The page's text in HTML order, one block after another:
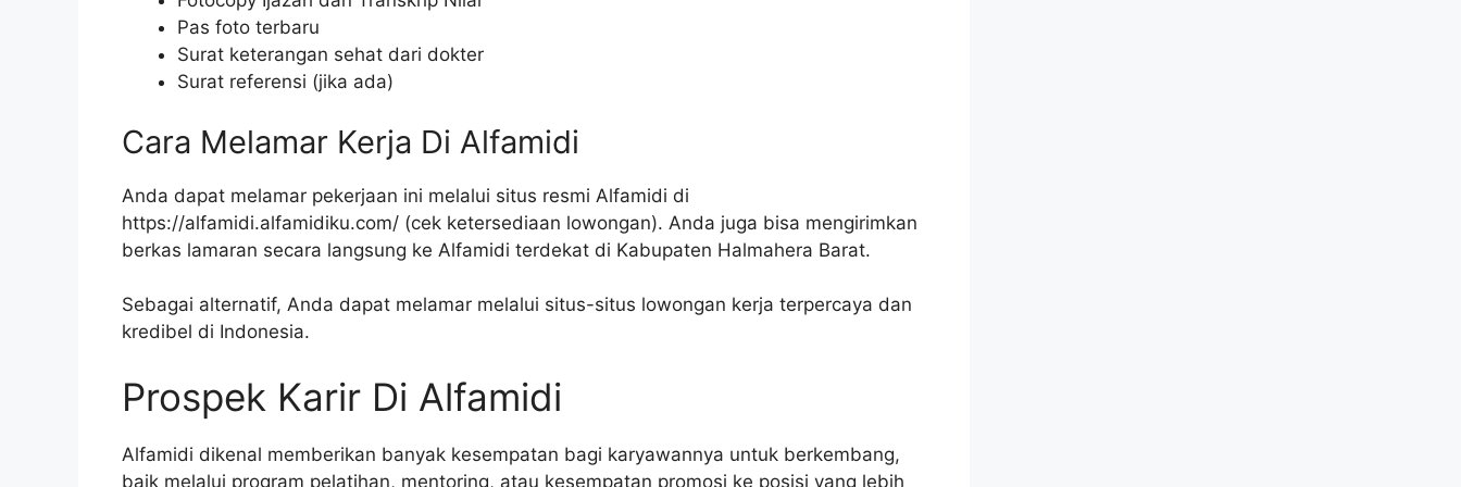
Pas foto terbaru
Surat keterangan sehat dari dokter
Surat referensi (jika ada)
Cara Melamar Kerja Di Alfamidi
Anda dapat melamar pekerjaan ini melalui situs resmi Alfamidi di
https://alfamidi.alfamidiku.com/ (cek ketersediaan lowongan). Anda juga bisa mengirimkan
berkas lamaran secara langsung ke Alfamidi terdekat di Kabupaten Halmahera Barat.
Sebagai alternatif, Anda dapat melamar melalui situs-situs lowongan kerja terpercaya dan
kredibel di Indonesia.
Prospek Karir Di Alfamidi
Alfamidi dikenal memberikan banyak kesempatan bagi karyawannya untuk berkembang,
baik melalui program pelatihan, mentoring, atau kesempatan promosi ke posisi yang lebih